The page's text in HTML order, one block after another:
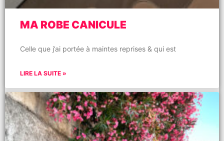
MA ROBE CANICULE
Celle que j’ai portée à maintes reprises & qui est
LIRE LA SUITE »